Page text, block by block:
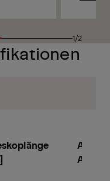
1/2
Anzahl